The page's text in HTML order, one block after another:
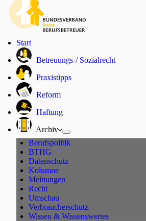
Start
Betreuungs-/ Sozialrecht
Praxistipps
Reform
Haftung
Archiv
Berufspolitik
BTHG
Datenschutz
Kolumne
Meinungen
Recht
Umschau
Verbraucherschutz
Wissen & Wissenswertes